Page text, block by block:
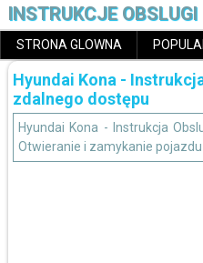
INSTRUKCJE OBSLUGI
STRONA GLOWNA
Hyundai Kona -
zdalnego dostępu
Hyundai Kona - Instrukcja
Otwieranie i zamykanie pojazdu